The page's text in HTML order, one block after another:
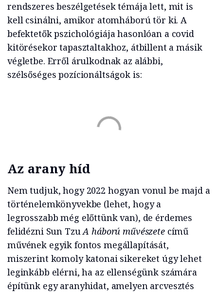
rendszeres beszélgetések témája lett, mit is
kell csinálni, amikor atomháború tör ki. A
befektetők pszichológiája hasonlóan a covid
kitörésekor tapasztaltakhoz, átbillent a másik
végletbe. Erről árulkodnak az alábbi,
szélsőséges pozícionáltságok is:
Az arany híd
Nem tudjuk, hogy 2022 hogyan vonul be majd a
történelemkönyvekbe (lehet, hogy a
legrosszabb még előttünk van), de érdemes
felidézni Sun TzuA háború művészete című
művének egyik fontos megállapítását,
miszerint komoly katonai sikereket úgy lehet
leginkább elérni, ha az ellenségünk számára
építünk egy aranyhidat, amelyen arcvesztés